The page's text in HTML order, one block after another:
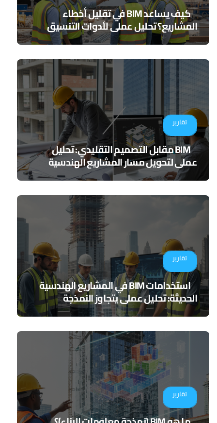
كيف يساعد BIM في تقليل أخطاء
المشاريع؟ تحليل عملي لأدوات التنسيق
الرقمي
تقارير
BIM مقابل التصميم التقليدي: تحليل
عملي لتحويل مسار المشاريع الهندسية
تقارير
استخدامات BIM في المشاريع الهندسية
الحديثة: تحليل عملي يتجاوز النمذجة
تقارير